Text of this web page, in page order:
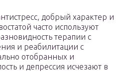
добрый характер и
часто используют
терапии с
и реабилитации с
отобранных и
и депрессия исчезают в